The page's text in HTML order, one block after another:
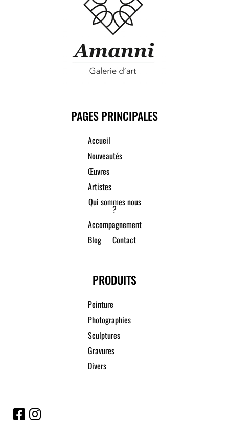
PAGES PRINCIPALES
Accueil
Nouveautés
Œuvres
Artistes
Qui sommes nous
?
Accompagnement
Blog
Contact
PRODUITS
Peinture
Photographies
Sculptures
Gravures
Divers